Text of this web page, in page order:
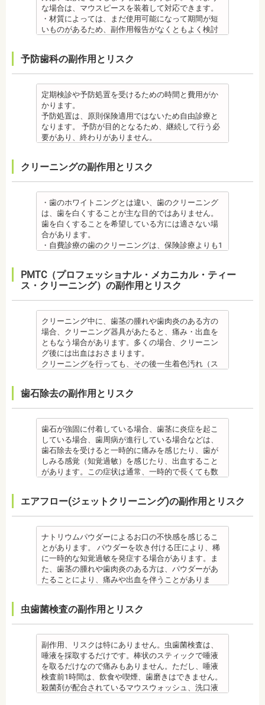
歯の治療をする、もしくは、矯正中に器具を一度外
して治療を行う必要が生じることがあります。
・基本的に、矯正中には虫歯や歯周病の治療が行え
ません。そのため矯正前にこれらの治療を終わらせ
合は、一般的な歯科医院で、事前に虫歯、歯周病の
・矯正終了後に矯正箇所が元に戻る場合もありま
す。その程度に個人差があります。
・矯正終了して数か月から数年経過すると噛み合わ
せが悪くなる可能性があります。噛み合わせが悪く
なると、咀嚼障害の場合は、噛み合わせの治療を行
います、頭痛、肩こりを招く事があります。また、
開かない、食事を噛むときに痛みが出る顎関節症を
発症する場合があります。
他にも自律神経失調症になることもあります。噛み
その他
・個人差がありますが子供にとって大きなストレス
になる場合があります。装置装着後もしっかりと状
況を聞いて話し合ってください。
・矯正中、頭痛、首や肩のこり、強い倦怠感、吐き
の場合は、鎮痛剤、吐き気止め等、歯科医師の指示
のもと服用してください。
・治療の経過と治療後の見た目に個人差が大きくあ
らわれる治療です。また、歯科医師との見解の相違
も起こりえます。歯科医師とよくご相談ください。
・矯正力が強すぎると、歯の根が短くなる「歯根吸
収」が起こるリスクが高くなります。
・歯や骨の状態、歯の動きを妨げる癖があった場
合、虫歯や歯周病の発生など、治療計画よりも治療
期間が長くなる場合があります。
あります。特に切歯（せっし：上下前歯各4本）、歯
の凸凹が大きい患者様の場合、発症する事がありま
す。
・顎の成長に合わせて歯並びを治していくため、一
時的に歯並びが悪い状態になることもあります。
・大人になってから再度矯正が必要になることがあ
ります。
・定期的な通院などにご協力いただけない場合、治
療の結果に差が出る場合があります。
・固いものが一時的に噛めなくなることがありま
す。また、ガムや餅など、装置に引っかかるものが
食べられなくなることもあります。
・装置が壊れることがあります。その際は歯科医師
に相談してください。
・個人差がありますが、矯正装置にかなりのストレ
スを受ける患者さんもいます。
・矯正中は、器具を装着するため、食べかすが詰ま
了まで治療できません。）
・虫歯や歯周炎が発生すると一旦、装置を取り外し
て歯科医院で治療をする場合もあります。
・患者様が、取り外しできる矯正装置や補助装置の
装着時間を守っていなかったり、定期的な来院がで
きなかったりした場合は、治療期間が延びる可能性
があります。
・特殊な噛み合わせ、骨の硬さ、歯のかたちの場合
あるため、心臓や血圧に問題がある方が使用する
と、動悸、血圧上昇を起こす場合があります。ま
た、頬を噛んでもわからなかったり、熱いものを飲
んでもわからないため、口腔内を傷つけるリスクが
さらに、麻酔によって悪心、嘔吐、アレルギー反応
・矯正中、虫歯が悪化する場合があります。治療終
了後に虫歯の治療をする場合と器具を一度外して虫
歯の治療を行う場合があります。
・矯正治療中、矯正装置の周りなど、ブラッシング
（歯磨き）しにくい部分ができるため、虫歯や歯周
炎のリスクが高くなります。間食を控え、矯正治療
、毎日丁寧なブラッシング、歯を清潔にしてリスク
ッ素塗布など、歯科医院でのケアも役立ちます。
・矯正中は、基本的に虫歯や歯周病の治療が行えな
いため、矯正前にこれらの治療を終わらせる必要が
あります。矯正専門の歯科の場合は、一般の歯科で
虫歯、歯周病の治療を行う必要もあります。
治療終了後
す。
・矯正終了して数か月から数年経過するとかみ合わ
せが悪くなる可能性があります。かみ合わせが悪く
なると、咀嚼障害、頭痛、肩こりを招く事がありま
また、かみ合わせのバランスが崩れることで、口が
大きく開かない、食事を噛むときに痛みが出る顎関
節症を発症する場合があります。他にも自律神経失
調症になることもあります。かみ合わせが原因の場
合は、かみ合わせの治療を行います。 その他
気、不眠など不定愁訴が起こる場合がありますの
で、鎮痛剤、吐き気止め等、歯科医師の指示のもと
服用する場合があります。
・治療中と治療後の見た目に個人差が大きくあらわ
れる治療です。また、歯科医師との見解の相違も起
こりえます。歯科医師とよくご相談ください。
・矯正力が強すぎると、歯の根が短くなる「歯根吸
収」が起こるリスクが高くなります。
・歯や骨の状態、歯の動きを妨げる癖があった場
期間が長くなる場合があります。
・矯正治療では、歯肉が下がる場合（歯肉退縮）が
あります。特に切歯（せっし：上下前歯各4本）、歯
の凸凹が大きい患者様の場合、発症する事がありま
す。
・個人差により治療期間が数年かかることがありま
す。
・固いものが一時的に噛めなくなります。また、ガ
ムや餅など、装置に引っかかるものが食べられなく
・装置が壊れることがあります。その際は歯科医院
を受診してください。
・個人差があり、かなりのストレスを受ける患者さ
んもいます。
・矯正中は、器具を装着するため、食べかすが詰ま
りやすく虫歯、歯周病を招きやすくなります。（矯
正器具をつけている箇所の虫歯治療は、基本的に矯
正終了まで治療できません。）
・虫歯や歯周炎が発生すると一旦、装置を取り外し
師の指示を仰いでください。
抜歯・麻酔
・矯正をしたい箇所に十分なスペースがない場合
は、抜歯を必要とする場合もあります。健康上問題
痛みを感じることもありますので、歯科医師の判断
ため、心臓や血圧に問題がある方が使用すると、動
悸、血圧上昇を起こす場合があります。また、頬を
噛んでもわからなかったり、熱いものを飲んでもわ
からないため、口腔内を傷つけるリスクがありま
す。さらに、麻酔によって悪心、嘔吐、アレルギー
反応が起こることもあります。
・矯正中、虫歯が悪化する場合があります。治療終
・矯正治療中、矯正装置の周りなど、ブラッシング
（歯磨き）しにくい部分ができるため、虫歯や歯周
炎のリスクが高くなります。間食を控え、矯正治療
中に合ったブラッシング指導を歯科医師より受けて
、毎日丁寧なブラッシング、歯を清潔にしてリスク
を抑えましょう。
ッ素塗布など、歯科医院でのケアも予防に役立ちま
す。
矯正専門の歯科の場合は、一般の歯科で虫歯、歯周
病の治療を行う必要もあります。
治療終了後
・矯正終了後に噛み合わせが悪くなる可能性があり
ます。
噛み合わせが悪くなると、咀嚼障害、頭痛、肩こり
が崩れることで、口が大きく開かない、食事を噛む
ときに痛みが出る顎関節症を発症する場合がありま
す。他にも自律神経失調症になることもあります。
います。
・矯正終了後に矯正箇所が元に戻る場合もありま
す。
その他
・治したい部分の一部の歯並びにのみ対応できま
を進めることができない場合もあります。
・矯正中、頭痛、首や肩のこり、強い倦怠感、吐き
気、不眠など不定愁訴が起こる場合がありますの
で、鎮痛剤、吐き気止め等、歯科医師の指示のもと
服用する場合があります。
・治療中と治療後の見た目に個人差が大きくあらわ
れる治療です。また、歯科医師との見解の相違も起
こりえます。歯科医師とよくご相談ください。
・矯正力が強すぎると、歯の根が短くなる「歯根吸
・歯や骨の状態、歯の動きを妨げる癖があった場
合、虫歯や歯周病の発生など、治療計画よりも治療
期間が長くなる場合があります。
・矯正治療では、歯肉が下がる場合（歯肉退縮）が
あります。特に切歯（せっし：上下前歯各4本）、歯
の凸凹が大きい患者様の場合、発症する事がありま
す。
・個人差により治療期間が数年かかることがありま
す。
す。
・インプラントは、入れ歯の治療とは異なり、外科
手術を行う必要があります。手術により今までは何
けられない場合もあります。免疫力や抵抗力が低下
病の方、口腔内の衛生状態の悪い方や、あごの骨が
足りない方、喫煙者の方は、事前に生活習慣の改
善、治療が必要となる場合があります。
・インプラント術後すぐには違和感があったり、痛
み、腫れ、出血などが発生する場合がありますが、
これらの症状の多くについては一時的なもので、多
くの場合2～3日で治まります。
に穴をあけて人工の歯根を埋め込み、その上に人工
た、インプラントを埋め込む骨の厚みを増やす手術
を行う場合、さらに期間を要することになります。
・インプラント治療を受けると定期検診、メインテ
ナンスをし続けなければいけません。人工物である
インプラントが虫歯になることはありませんが、日
ごろから丁寧なメインテナンスが必要となります。
囲炎という病気にかかる可能性があります。インプ
ラントの機能をより長く維持するために、定期検診
異なり保険適用外となります。
・インプラント治療は、お子様、妊婦の方は受けら
れません。骨の成長途中になるお子様は、インプラ
ント治療はできません。痛み止め、抗生物質等を治
療に使用するため妊娠中、妊娠の可能性のある方、
授乳中の方は、インプラント治療はお控えくださ
・心臓の疾患、骨粗鬆症等、内科的にインプラント
ます。治療相談時に申告してください。
・歯がない箇所のリカバリー治療ですが、その欠損
箇所のみの治療ではなく、全体のかみ合わせを提案
してくれる方針を選択するとよいでしょう。
・手術ではありますが、麻酔を行うため、手術中に
痛みを感じることは基本的にありません。
先生
【プロフィール】
日本大学歯学部卒業
歯学博士（口腔外科学）
日本大学歯学部非常勤講師
社会福祉法人富士白苑理事
な場合は、マウスピースを装着して対応できます。
・材質によっては、まだ使用可能になって期間が短
いものがあるため、副作用報告がなくともよく検討
・ジルコニア自体が割れてしまうのではなく、表面
を覆っているポーセレンというセラミックが割れて
しまうことのほうが多くあります。
原因のひとつとしては、ポーセレンというセラミッ
クとジルコニアの密着度が、セラミック同士との場
合や金属とセラミックとの場合に比べて、若干弱い
場合があるからです。他にも、激しい歯ぎしりをす
る人の場合、どうしてもセラミックの部分はジルコ
メタルセラミック
歯茎の境が黒く変色してしまうケースがあります。
オールセラミック
・オールセラミック治療は、本数が多いと費用が高
額となる場合が多くあります。また、陶器であり強
度は低いため、奥歯には不向きです。前歯でも欠け
てしまうこともあるため、歯ぎしりのクセがある方
はマウスピースで保護する場合もあります。
はなく、デメリットもあるため、検討される方は、
歯科医師と十分に相談しましょう。
【プロフィール】
日本大学歯学部卒業
日本大学歯学部口腔外科第２講座大学院卒業
歯学博士（口腔外科学）
日本大学歯学部非常勤講師
社会福祉法人富士白苑理事
予防歯科の副作用とリスク
定期検診や予防処置を受けるための時間と費用がか
かります。
予防処置は、原則保険適用ではないため自由診療と
なります。 予防が目的となるため、継続して行う必
要があり、終わりがありません。
日本歯科大学新潟生命歯学部卒業
新潟大学医歯学総合病院にて研修
都内歯科医院にて勤務
クリーニングの副作用とリスク
・歯のホワイトニングとは違い、歯のクリーニング
は、歯を白くすることが主な目的ではありません。
歯を白くすることを希望している方には適さない場
合があります。
・自費診療の歯のクリーニングは、保険診療よりも1
・歯のクリーニングは、歯科医院によって「クリー
ニング」と書いているところと「PMTC」と書いてい
るところがあります。PMTCは専用の機器が用いられ
るのに対し、クリーニングは歯科医院によっては歯
石を落とすスケーリングの場合や、PMTCの場合もあ
るので、事前に内容を確認されるとよいでしょう。
監修医情報 医療法人社団日坂会 理事長 日坂充
宏先生
【プロフィール】
歯学博士（口腔外科学）
事
PMTC（プロフェッショナル・メカニカル・ティー
ス・クリーニング）の副作用とリスク
クリーニング中に、歯茎の腫れや歯肉炎のある方の
場合、クリーニング器具があたると、痛み・出血を
ともなう場合があります。多くの場合、クリーニン
グ後には出血はおさまります。
クリーニングを行っても、その後一生着色汚れ（ス
す。また、歯科のクリーニングだけでは、虫歯や歯
周病の予防にはなりません。
毎日のブラッシングなどは継続して行う必要があり
ます。
備考
自宅で、歯磨きをしていても、落とすことの出来な
い汚れや、歯石の元となる歯垢・バイオフィルムを
歯科で専門の機器・技術によって除去する技術で
防に効果的です。
【プロフィール】
日本歯科大学新潟生命歯学部卒業
新潟大学医歯学総合病院にて研修
都内歯科医院にて勤務
歯石除去の副作用とリスク
歯石が強固に付着している場合、歯茎に炎症を起こ
している場合、歯周病が進行している場合などは、
歯石除去を受けると一時的に痛みを感じたり、歯が
しみる感覚（知覚過敏）を感じたり、出血すること
があります。この症状は通常、一時的で長くても数
鳴り響きます。機器は歯石が多い人、広範囲に歯石
が付いている人に使われるのですが、高音が苦手な
人は音を我慢する必要があります。
備考
歯石とは、歯垢が石のように固くなって歯と歯の間
や歯の表面、歯茎と歯の隙間などにこびりついたも
のです。唾液腺開口部の近くにある歯に特に着きや
すく、具体的には「下の前歯の裏側」や「上の奥歯
きません。
石の前段階です。歯垢の段階であれば歯ブラシで簡
単に取り除くことができますが、沈着したまま時間
が経過すると歯石になって歯周病を進行させてしま
います。歯科での歯石除去は、専門の機器を使用
し、歯石を取り除くことができます。
歯石を取り除けば、歯周病の治療となり歯のぐらつ
き、歯茎の出血、口臭などが改善できます。
エアフロー(ジェットクリーニング)の副作用とリスク
ナトリウムパウダーによるお口の不快感を感じるこ
とがあります。 パウダーを吹き付ける圧により、稀
に一時的な知覚過敏を発症する場合があります。ま
た、歯茎の腫れや歯肉炎のある方は、パウダーがあ
たることにより、痛みや出血を伴うことがありま
きれない場合があります。
また、エアフローは外来性の着色は落としますが、
本来の歯の色自体は白くできません。歯自体を白く
したい場合にはホワイトニングが有効です。 着色汚
れはエアフロー後に再付着することもあります。継
続的効果を得るには、定期的な施術が必要です。
エアフローは、着色を落とす審美目的として行われ
るため、健康保険の適用外となり自由診療となりま
虫歯菌検査の副作用とリスク
副作用、リスクは特にありません。虫歯菌検査は、
唾液を採取するだけです。棒状のスティックで唾液
を取るだけなので痛みもありません。ただし、唾液
検査前1時間は、飲食や喫煙、歯磨きはできません。
殺菌剤が配合されているマウスウォッシュ、洗口液